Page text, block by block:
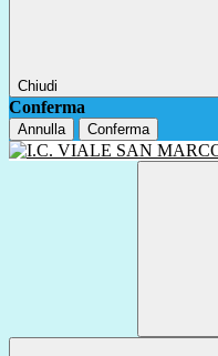
Chiudi
Conferma
Annulla Conferma